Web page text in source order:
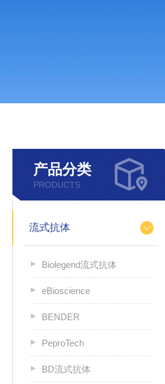
产品分类
PRODUCTS
流式抗体
Biolegend流式抗体
eBioscience
BENDER
PeproTech
BD流式抗体